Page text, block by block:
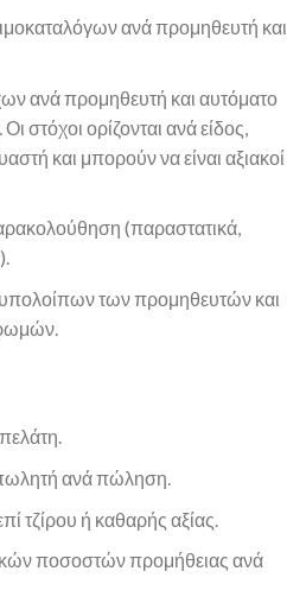
ανά προμηθευτή και
ανά προμηθευτή και αυτόματο
στόχοι ορίζονται ανά είδος,
και μπορούν να είναι αξιακοί
(παραστατικά,
των προμηθευτών και
ανά πώληση.
τζίρου ή καθαρής αξίας.
ποσοστών προμήθειας ανά